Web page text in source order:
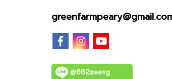
@662zeevg